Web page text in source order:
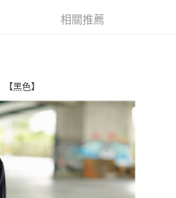
後付」後，將跳轉至「AFTEE先享後付」
額後，即可完成結帳。
費通知簡訊。
點擊此簡訊中的連結，可透過四大超商／
付款，方視為交易完成。
立刻繳費，但若您需要取消訂單，請聯絡
消之訂單仍視為有效，需透過AFTEE先享
後付 」之結帳頁面顯示為準，若有關於
上)免運費
上)免運費
相關推薦
【黑色】